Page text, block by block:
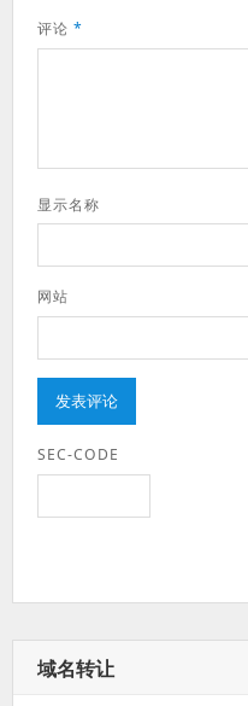
评论 *
显示名称
网站
SEC-CODE
域名转让